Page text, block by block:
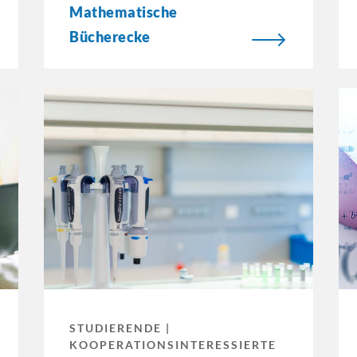
Mathematische
Bücherecke
STUDIERENDE |
KOOPERATIONSINTERESSIERTE